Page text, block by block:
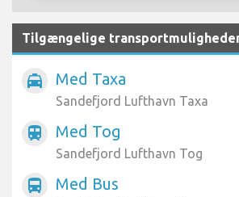
Tilgængelige
local_taxi Med Taxa
Sandefjord Lufthavn Taxa
train Med Tog
Sandefjord Lufthavn Tog
directions_bus Med Bus